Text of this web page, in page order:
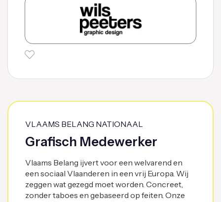
VLAAMS BELANG NATIONAAL
Grafisch Medewerker
Vlaams Belang ijvert voor een welvarend en
een sociaal Vlaanderen in een vrij Europa. Wij
zeggen wat gezegd moet worden. Concreet,
zonder taboes en gebaseerd op feiten. Onze